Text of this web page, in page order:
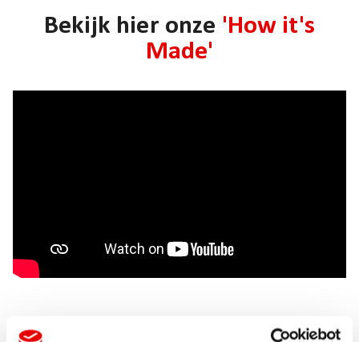
Bekijk hier onze 'How it's
Made'